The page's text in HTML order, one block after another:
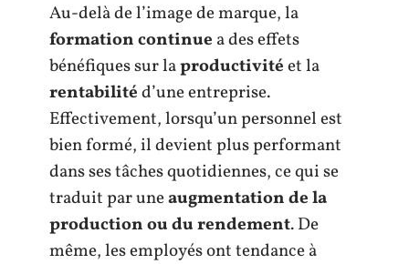
Au-delà de l’image de marque, la
formation continue a des effets
bénéfiques sur laproductivitéet la
rentabilitéd’une entreprise.
Effectivement, lorsqu’un personnel est
bien formé, il devient plus performant
dans ses tâches quotidiennes, ce qui se
traduit par uneaugmentation de la
production ou du rendement. De
même, les employés ont tendance à